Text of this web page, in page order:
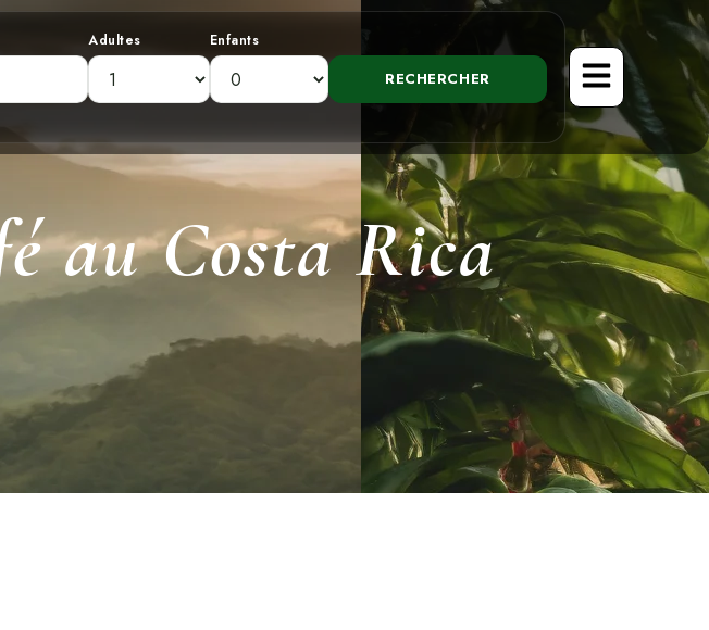
Adultes Enfants
au Costa Rica